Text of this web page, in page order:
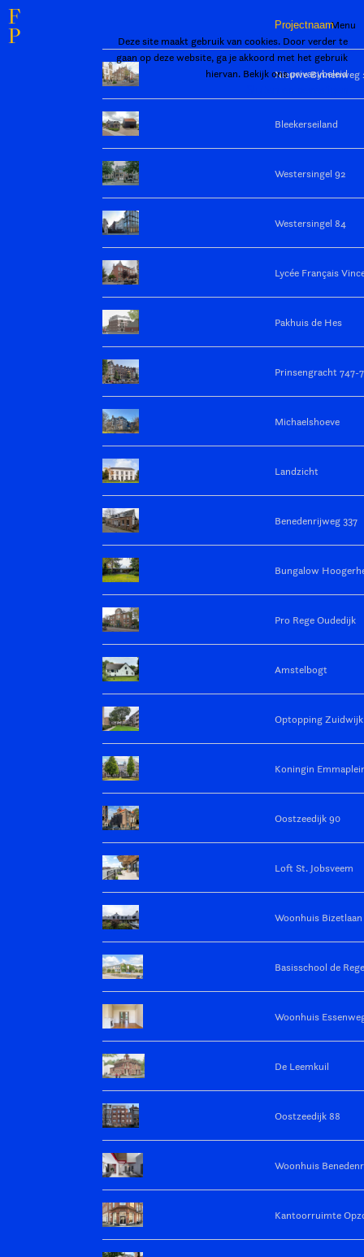
Deze site maakt gebruik van cookies. Door verder te
gaan op deze website, ga je akkoord met het gebruik
hiervan. Bekijk onsprivacybeleid
F
P Menu
Projectnaam
Nieuwe Binnenweg
Bleekerseiland
Westersingel 92
Westersingel 84
Lycée Français
Pakhuis de Hes
Prinsengracht 747-
Michaelshoeve
Landzicht
Benedenrijweg 337
Bungalow
Pro Rege Oudedijk
Amstelbogt
Optopping Zuidwijk
Koningin
Oostzeedijk 90
Loft St. Jobsveem
Woonhuis
Basisschool de
Woonhuis
De Leemkuil
Oostzeedijk 88
Woonhuis
Kantoorruimte